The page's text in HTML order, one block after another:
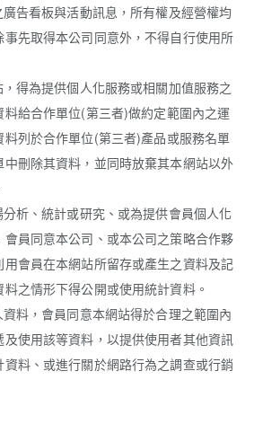
告看板與活動訊息，所有權及經營權均
先取得本公司同意外，不得自行使用所
得為提供個人化服務或相關加值服務之
給合作單位(第三者)做約定範圍內之運
列於合作單位(第三者)產品或服務名單
刪除其資料，並同時放棄其本網站以外
析、統計或研究、或為提供會員個人化
員同意本公司、或本公司之策略合作夥
會員在本網站所留存或產生之資料及記
之情形下得公開或使用統計資料。
料，會員同意本網站得於合理之範圍內
使用該等資料，以提供使用者其他資訊
料、或進行關於網路行為之調查或行銷